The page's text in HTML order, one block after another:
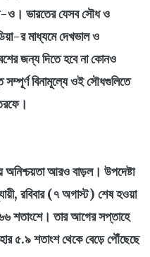
ও। ভারতের যেসব সৌধ ও
র মাধ্যমে দেখভাল ও
জন্য দিতে হবে না কোনও
বিনামূল্যে ওই সৌধগুলিতে
অনিশ্চয়তা আরও বাড়ল। উপদেষ্টা
রবিবার (৭ অগাস্ট) শেষ হওয়া
শতাংশে। তার আগের সপ্তাহে
৫.৯ শতাংশ থেকে বেড়ে পৌঁছেছে